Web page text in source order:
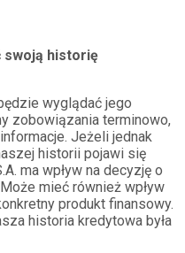
swoją historię
wyglądać jego
zobowiązania terminowo,
Jeżeli jednak
historii pojawi się
ma wpływ na decyzję o
mieć również wpływ
produkt finansowy.
historia kredytowa była